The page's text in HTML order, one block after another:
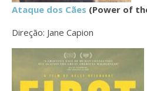
Ataque dos Cães (Power of
Direção: Jane Capion